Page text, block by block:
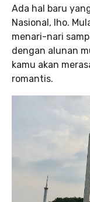
Ada hal baru
Nasional, lho.
menari-nari
dengan alunan
kamu akan
romantis.